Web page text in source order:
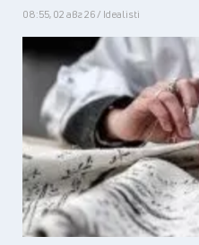
08:55, 02 авг 26 / Idealisti